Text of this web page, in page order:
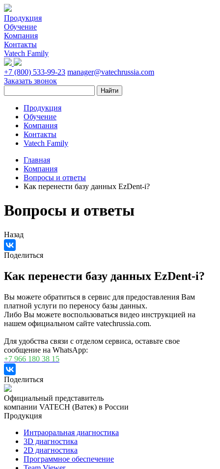
Продукция
Обучение
Компания
Контакты
Vatech Family
+7 (800) 533-99-23 manager@vatechrussia.com
Заказать звонок
Продукция
Обучение
Компания
Контакты
Vatech Family
Главная
Компания
Вопросы и ответы
Как перенести базу данных EzDent-i?
Вопросы и ответы
Назад
Поделиться
Как перенести базу данных EzDent-i?
Вы можете обратиться в сервис для предоставления Вам
платной услуги по переносу базы данных.
Либо Вы можете воспользоваться видео инструкцией на
нашем официальном сайте vatechrussia.com.
Для удобства связи с отделом сервиса, оставьте свое
сообщение на WhatsApp:
+7 966 180 38 15
Поделиться
Официальный представитель
компании VATECH (Ватек) в России
Продукция
Интраоральная диагностика
3D диагностика
2D диагностика
Программное обеспечение